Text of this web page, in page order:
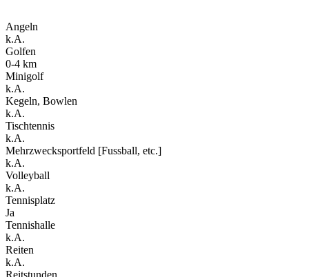
Angeln
k.A.
Golfen
0-4 km
Minigolf
k.A.
Kegeln, Bowlen
k.A.
Tischtennis
k.A.
Mehrzwecksportfeld [Fussball, etc.]
k.A.
Volleyball
k.A.
Tennisplatz
Ja
Tennishalle
k.A.
Reiten
k.A.
Reitstunden